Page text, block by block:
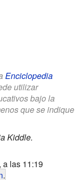
Enciclopedia
utilizar
bajo la
que se indique
Kiddle.
a las 11:19
.